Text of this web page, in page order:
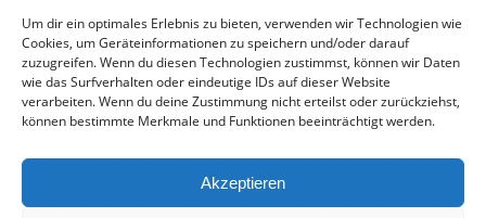
Um dir ein optimales Erlebnis zu bieten, verwenden wir Technologien wie
Cookies, um Geräteinformationen zu speichern und/oder darauf
zuzugreifen. Wenn du diesen Technologien zustimmst, können wir Daten
wie das Surfverhalten oder eindeutige IDs auf dieser Website
verarbeiten. Wenn du deine Zustimmung nicht erteilst oder zurückziehst,
können bestimmte Merkmale und Funktionen beeinträchtigt werden.
Akzeptieren
30. Juli 2026
Deine Spielminute: 89+1
28. Juli 2026
Neuer Rückensponsor
Neue Podcast-Folge: So tickt Björn!
27. Juli 2026